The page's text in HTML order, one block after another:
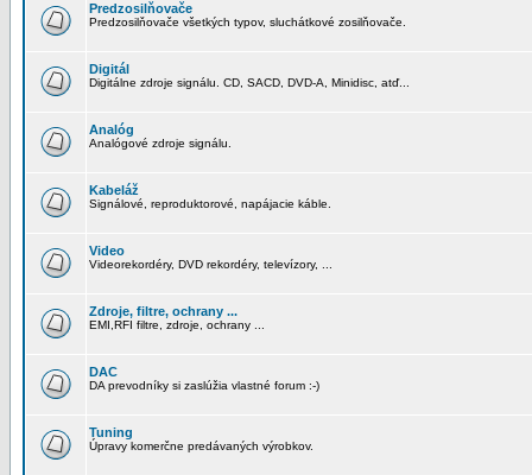
Predzosilňovače
Predzosilňovače všetkých typov, sluchátkové zosilňovače.
Digitál
Digitálne zdroje signálu. CD, SACD, DVD-A, Minidisc, atď...
Analóg
Analógové zdroje signálu.
Kabeláž
Signálové, reproduktorové, napájacie káble.
Video
Videorekordéry, DVD rekordéry, televízory, ...
Zdroje, filtre, ochrany ...
EMI,RFI filtre, zdroje, ochrany ...
DAC
DA prevodníky si zaslúžia vlastné forum :-)
Tuning
Úpravy komerčne predávaných výrobkov.